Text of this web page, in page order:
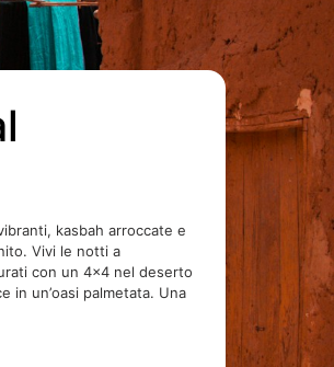
kasbah arroccate e
Vivi le notti a
con un 4×4 nel deserto
in un’oasi palmetata. Una